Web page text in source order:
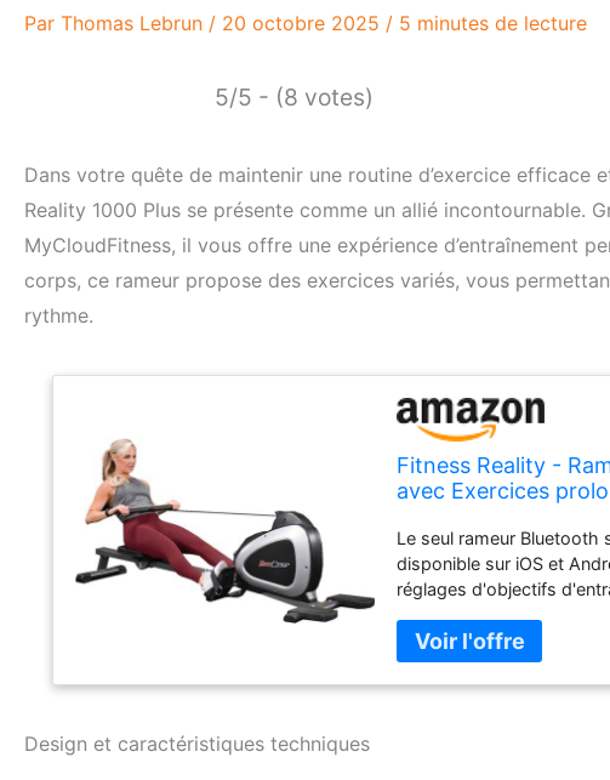
Par Thomas Lebrun / 20 octobre 2025 / 5 minutes de lecture
5/5 - (8 votes)
Dans votre quête de maintenir une routine d’exercice efficace
Reality 1000 Plus se présente comme un allié incontournable.
MyCloudFitness, il vous offre une expérience d’entraînement
corps, ce rameur propose des exercices variés, vous
rythme.
Fitness Reality -
avec Exercices
Le seul rameur Bluetooth
disponible sur iOS et
réglages d'objectifs
Dimensions plié (L x l x
Capacité de poids : 113,4
202 cm. Longueur du rail
Design et caractéristiques techniques